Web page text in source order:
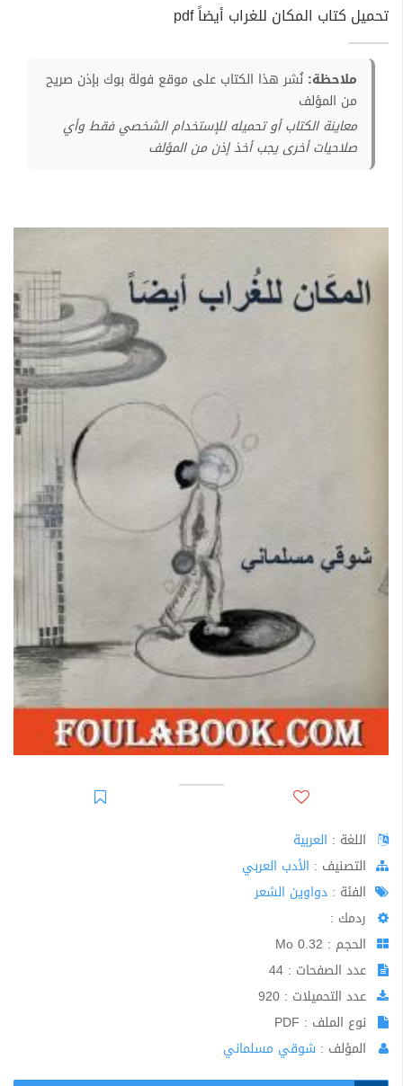
تحميل كتاب المكان للغراب أيضاً pdf
ملاحظة: نُشر هذا الكتاب على موقع فولة بوك بإذن صريح
من المؤلف
معاينة الكتاب أو تحميله للإستخدام الشخصي فقط وأي
صلاحيات أخرى يجب أخذ إذن من المؤلف
اللغة : العربية
اﻟﺘﺼﻨﻴﻒ : الأدب العربي
الفئة : دواوين الشعر
ردمك :
الحجم : 0.32 Mo
عدد الصفحات : 44
عدد التحميلات : 920
نوع الملف : PDF
المؤلف : شوقي مسلماني